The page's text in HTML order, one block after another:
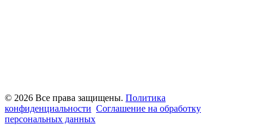
© 2026 Все права защищены. Политика
конфиденциальности Соглашение на обработку
персональных данных